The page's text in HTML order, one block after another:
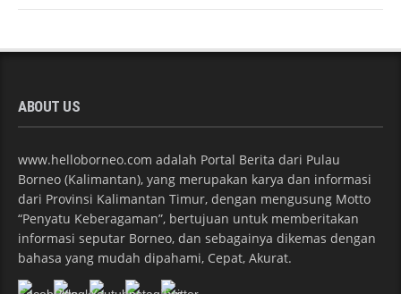
ABOUT US
www.helloborneo.com adalah Portal Berita dari Pulau
Borneo (Kalimantan), yang merupakan karya dan informasi
dari Provinsi Kalimantan Timur, dengan mengusung Motto
“Penyatu Keberagaman”, bertujuan untuk memberitakan
informasi seputar Borneo, dan sebagainya dikemas dengan
bahasa yang mudah dipahami, Cepat, Akurat.